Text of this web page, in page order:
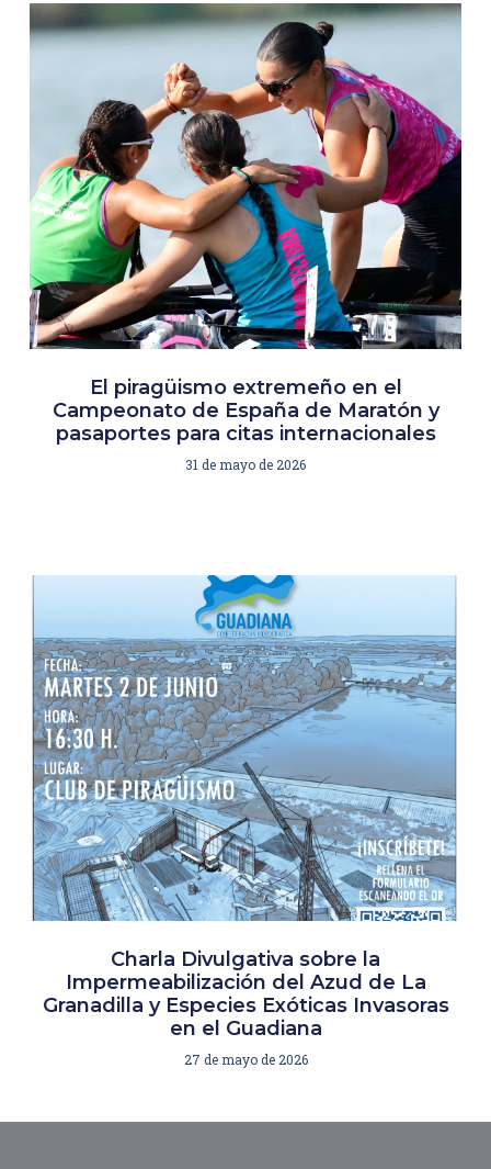
El piragüismo extremeño en el
Campeonato de España de Maratón y
pasaportes para citas internacionales
31 de mayo de 2026
Charla Divulgativa sobre la
Impermeabilización del Azud de La
Granadilla y Especies Exóticas Invasoras
en el Guadiana
27 de mayo de 2026